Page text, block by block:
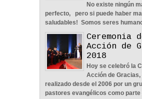
Pesar De Las
Circunstancias -
04 Jun 2022
No existe ningún
perfecto, pero si puede haber
saludables! Somos seres
Ceremonia
Acción de
2018
Hoy se celebró la
Acción de Gracias,
realizado desde el 2006 por un
pastores evangélicos como parte